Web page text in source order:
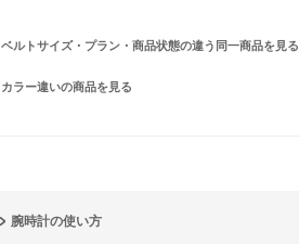
ベルトサイズ・プラン・商品状態の違う同一商品を見る
カラー違いの商品を見る
腕時計の使い方